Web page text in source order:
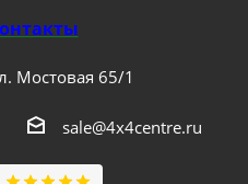
Мостовая 65/1
sale@4x4centre.ru